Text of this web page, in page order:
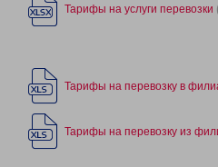
Тарифы на услуги перевозки
Тарифы на перевозку в
Тарифы на перевозку из